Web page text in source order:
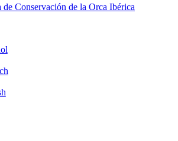
de Conservación de la Orca Ibérica